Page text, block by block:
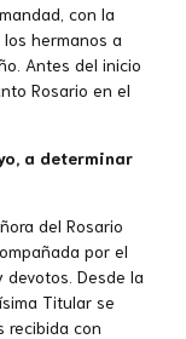
con la
hermanos a
Antes del inicio
Rosario en el
a determinar
del Rosario
por el
devotos. Desde la
Titular se
recibida con